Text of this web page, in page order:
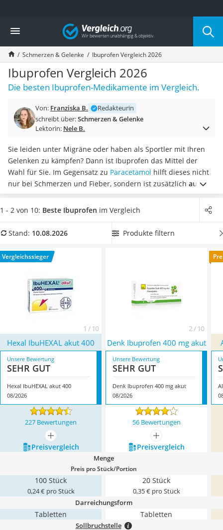
Die beliebtesten Vergleiche nach Kategorie
Drogerie
Inhalator
Haarschneider
Rollator
Braun Rasierer
Katzenklappe (Chip)
Masturbator
Massagepistole
Reisehaartrockner
Eiweißpulver
Magnesiumpräparat
Katzenklappe
Nackenmassagegerät
Zeckenschutz Katze
Philips-Sonicare-Zahnbürste
Mineralfutter Pferd
Massagegerät
Vergleich
Schmerzen & Gelenke Ibuprofen Vergleich 2026
Ibuprofen Vergleich 2026
Die besten Ibuprofen-Medikamente im Vergleich.
Von: Franziska B.
Redakteurin
schreibt über:Schmerzen & Gelenke
Lektorin: Nele B.
Sie leiden unter Migräne oder haben als Sportler mit Ihren
Gelenken zu kämpfen? Dann ist Ibuprofen das Mittel der
Wahl für Sie. Im Gegensatz zu Paracetamol hilft dieses nicht
nur bei Schmerzen und Fieber, sondern ist zusätzlich auch
entzündungshemmend. Doch diverse medizinische Tests
warnen vor unbedachter Einnahme über einen längeren
konsultieren Sie unbedingt einen Arzt. Wählen Sie jetzt
schlucken ist, wenn Sie das Tablettenschlucken als
unangenehm empfinden. Überzeugt hat uns hier im August
seinen Eigenschaften.
1 - 2 von 10: Beste Ibuprofen im Vergleich
Stand: 10.08.2026 Produkte filtern
Vergleichssieger
1 / 10 2 / 10
Hexal IbuHEXAL akut 400 Denk Ibuprofen 400 mg akut
Unsere Bewertung
SEHR GUT
Hexal IbuHEXAL akut 400
08/2026
Unsere Bewertung
SEHR GUT
Denk Ibuprofen 400 mg akut
08/2026
227 Bewertungen 56 Bewertungen
mehr anzeigen
mehr anzeigen
Preis­vergleich
Preis­vergleich
Menge
Preis pro Stück/Portion
100 Stück
0,24 € pro Stück
20 Stück
0,35 € pro Stück
Darreichungsform
Tabletten Tabletten
Sollbruchstelle